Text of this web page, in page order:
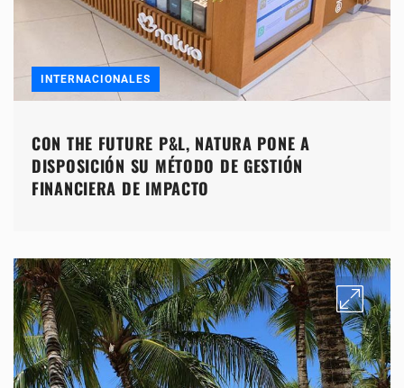
INTERNACIONALES
CON THE FUTURE P&L, NATURA PONE A
DISPOSICIÓN SU MÉTODO DE GESTIÓN
FINANCIERA DE IMPACTO